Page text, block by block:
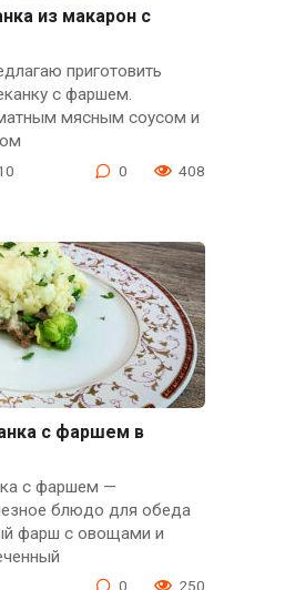
из макарон с
приготовить
с фаршем.
мясным соусом и
0 408
с фаршем в
с фаршем —
блюдо для обеда
фарш с овощами и
0 250